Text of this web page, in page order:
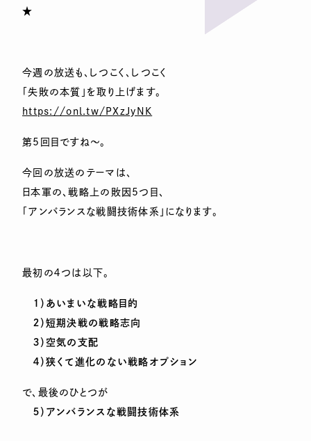
★
今週の放送も、しつこく、しつこく
「失敗の本質」を取り上げます。
https://onl.tw/PXzJyNK
第5回目ですね～。
今回の放送のテーマは、
日本軍の、戦略上の敗因5つ目、
「アンバランスな戦闘技術体系」になります。
最初の４つは以下。
１）あいまいな戦略目的
２）短期決戦の戦略志向
３）空気の支配
４）狭くて進化のない戦略オプション
で、最後のひとつが
５）アンバランスな戦闘技術体系